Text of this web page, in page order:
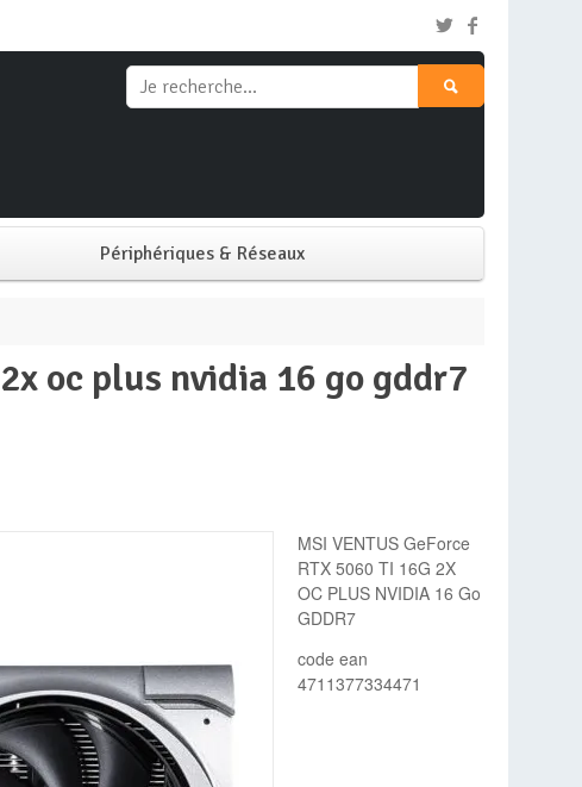
Périphériques & Réseaux
Ecran PC
oc plus nvidia 16 go gddr7
MSI VENTUS GeForce
RTX 5060 TI 16G 2X
OC PLUS NVIDIA 16 Go
GDDR7
code ean
4711377334471